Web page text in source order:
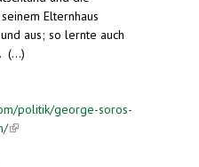
Elternhaus
aus; so lernte auch
(...)
politik/george-soros-
(link is external)